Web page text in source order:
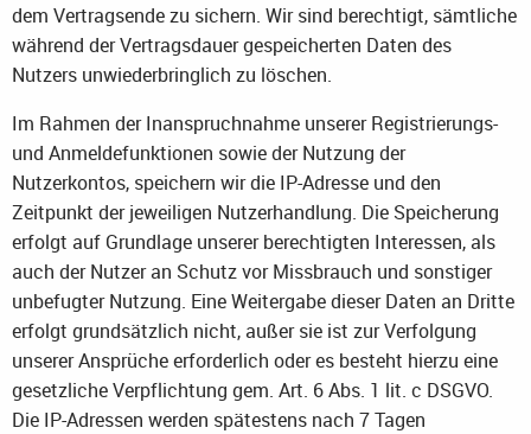
dem Vertragsende zu sichern. Wir sind berechtigt, sämtliche
während der Vertragsdauer gespeicherten Daten des
Nutzers unwiederbringlich zu löschen.
Im Rahmen der Inanspruchnahme unserer Registrierungs-
und Anmeldefunktionen sowie der Nutzung der
Nutzerkontos, speichern wir die IP-Adresse und den
Zeitpunkt der jeweiligen Nutzerhandlung. Die Speicherung
erfolgt auf Grundlage unserer berechtigten Interessen, als
auch der Nutzer an Schutz vor Missbrauch und sonstiger
unbefugter Nutzung. Eine Weitergabe dieser Daten an Dritte
erfolgt grundsätzlich nicht, außer sie ist zur Verfolgung
unserer Ansprüche erforderlich oder es besteht hierzu eine
gesetzliche Verpflichtung gem. Art. 6 Abs. 1 lit. c DSGVO.
Die IP-Adressen werden spätestens nach 7 Tagen